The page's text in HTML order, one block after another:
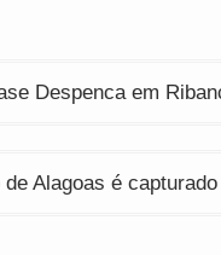
Despenca em
Alagoas é